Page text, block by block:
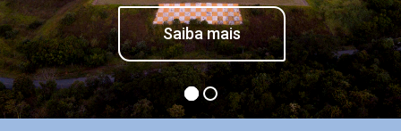
Saiba mais